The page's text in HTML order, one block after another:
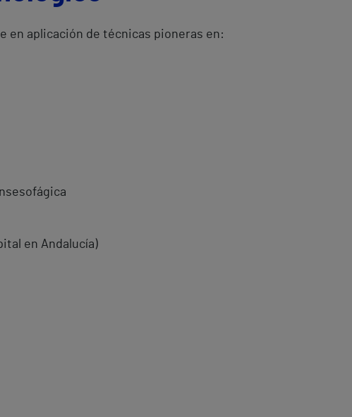
en aplicación de técnicas pioneras en:
en Andalucía)